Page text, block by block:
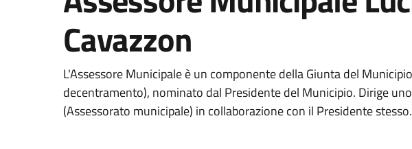
Cavazzon
L'Assessore Municipale è un componente della Giunta del
decentramento), nominato dal Presidente del Municipio. Dirige
(Assessorato municipale) in collaborazione con il Presidente stesso.